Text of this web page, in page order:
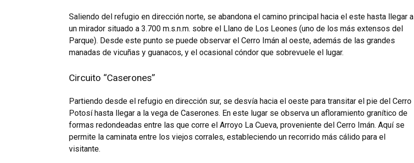
Saliendo del refugio en dirección norte, se abandona el camino principal hacia el este hasta llegar a
un mirador situado a 3.700 m.s.n.m. sobre el Llano de Los Leones (uno de los más extensos del
Parque). Desde este punto se puede observar el Cerro Imán al oeste, además de las grandes
manadas de vicuñas y guanacos, y el ocasional cóndor que sobrevuele el lugar.
Circuito “Caserones”
Partiendo desde el refugio en dirección sur, se desvía hacia el oeste para transitar el pie del Cerro
Potosí hasta llegar a la vega de Caserones. En este lugar se observa un afloramiento granítico de
formas redondeadas entre las que corre el Arroyo La Cueva, proveniente del Cerro Imán. Aquí se
permite la caminata entre los viejos corrales, estableciendo un recorrido más cálido para el
visitante.